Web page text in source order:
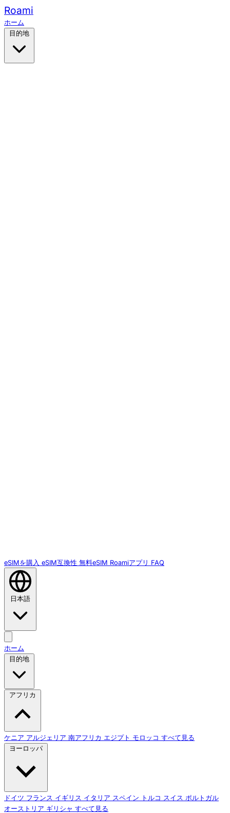
Roami
ホーム
目的地
eSIMを購入 eSIM互換性 無料eSIM Roamiアプリ FAQ
日本語
ホーム
目的地
アフリカ
ケニア アルジェリア 南アフリカ エジプト モロッコ すべて見る
ヨーロッパ
ドイツ フランス イギリス イタリア スペイン トルコ スイス ポルトガル
オーストリア ギリシャ すべて見る